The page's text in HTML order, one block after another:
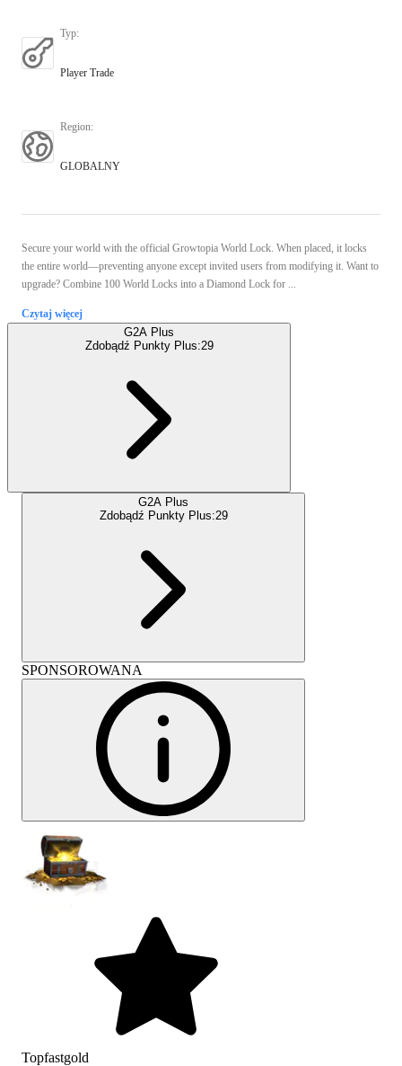
Typ:
Player Trade
Region:
GLOBALNY
Secure your world with the official Growtopia World Lock. When placed, it locks
the entire world—preventing anyone except invited users from modifying it. Want to
upgrade? Combine 100 World Locks into a Diamond Lock for ...
Czytaj więcej
G2A Plus
Zdobądź Punkty Plus:29
G2A Plus
Zdobądź Punkty Plus:29
SPONSOROWANA
Topfastgold